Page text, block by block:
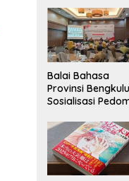
Balai Bahasa
Provinsi Bengkulu
Sosialisasi
Penggunaan
Bahasa